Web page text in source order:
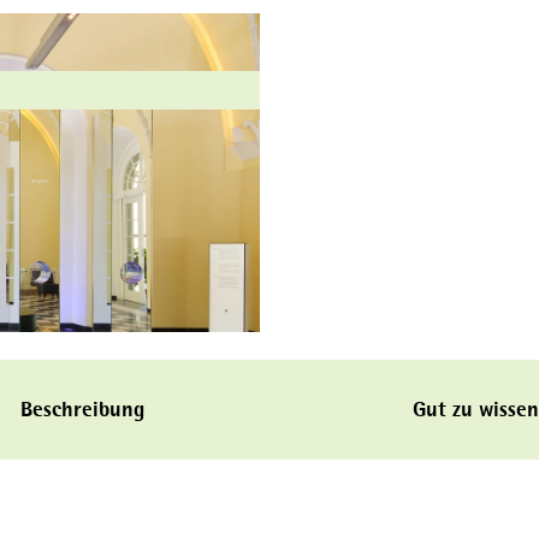
Beschreibung Gut zu wissen